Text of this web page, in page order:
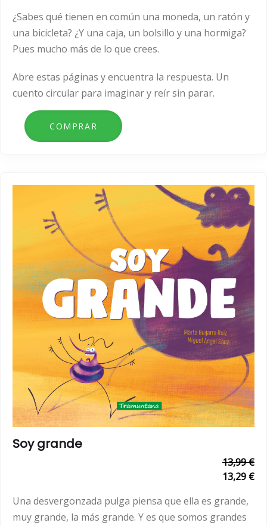
¿Sabes qué tienen en común una moneda, un ratón y
una bicicleta? ¿Y una caja, un bolsillo y una hormiga?
Pues mucho más de lo que crees.
Abre estas páginas y encuentra la respuesta. Un
cuento circular para imaginar y reír sin parar.
Soy grande
13,99 €
13,29 €
Una desvergonzada pulga piensa que ella es grande,
muy grande, la más grande. Y es que somos grandes